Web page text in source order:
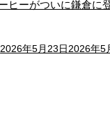
ヒーがついに鎌倉に
2026年5月23日2026年5